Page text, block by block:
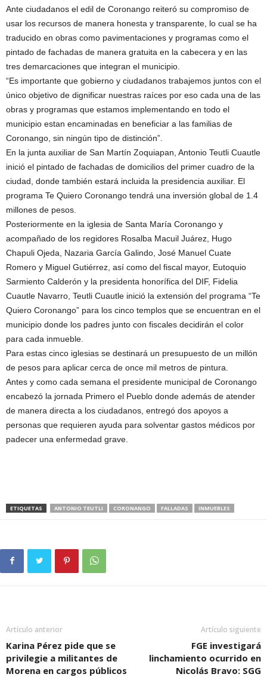
Ante ciudadanos el edil de Coronango reiteró su compromiso de
usar los recursos de manera honesta y transparente, lo cual se ha
traducido en obras como pavimentaciones y programas como el
pintado de fachadas de manera gratuita en la cabecera y en las
tres demarcaciones que integran el municipio.
“Es importante que gobierno y ciudadanos trabajemos juntos con el
único objetivo de dignificar nuestras raíces por eso cada una de las
obras y programas que estamos implementando en todo el
municipio estan encaminadas en beneficiar a las familias de
Coronango, sin ningún tipo de distinción”.
En la junta auxiliar de San Martín Zoquiapan, Antonio Teutli Cuautle
inició el pintado de fachadas de domicilios del primer cuadro de la
ciudad, donde también estará incluida la presidencia auxiliar. El
programa Te Quiero Coronango tendrá una inversión global de 1.4
millones de pesos.
Posteriormente en la iglesia de Santa María Coronango y
acompañado de los regidores Rosalba Macuil Juárez, Hugo
Chapuli Ojeda, Nazaria García Galindo, José Manuel Cuate
Romero y Miguel Gutiérrez, así como del fiscal mayor, Eutoquio
Sarmiento Calderón y la presidenta honorífica del DIF, Fidelia
Cuautle Navarro, Teutli Cuautle inició la extensión del programa “Te
Quiero Coronango” para los cinco templos que se encuentran en el
municipio donde los padres junto con fiscales decidirán el color
para cada inmueble.
Para estas cinco iglesias se destinará un presupuesto de un millón
de pesos para aplicar cerca de once mil metros de pintura.
Antes y como cada semana el presidente municipal de Coronango
encabezó la jornada Primero el Pueblo donde además de atender
de manera directa a los ciudadanos, entregó dos apoyos a
personas que requieren ayuda para solventar gastos médicos por
padecer una enfermedad grave.
ETIQUETAS ANTONIO TEUTLI CORONANGO FALLADAS INMUEBLES
Artículo anterior
Karina Pérez pide que se
privilegie a militantes de
Morena en cargos públicos
Artículo siguiente
FGE investigará
linchamiento ocurrido en
Nicolás Bravo: SGG